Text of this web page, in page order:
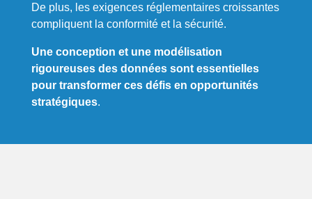
De plus, les exigences réglementaires croissantes
compliquent la conformité et la sécurité.
Une conception et une modélisation
rigoureuses des données sont essentielles
pour transformer ces défis en opportunités
stratégiques.